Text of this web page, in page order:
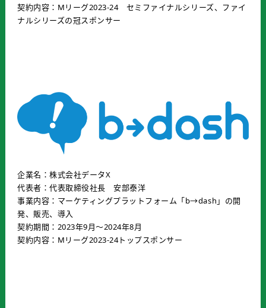
契約内容：Mリーグ2023-24 セミファイナルシリーズ、ファイ
ナルシリーズの冠スポンサー
企業名：株式会社データX
代表者：代表取締役社長 安部泰洋
事業内容：マーケティングプラットフォーム「b→dash」の開
発、販売、導入
契約期間：2023年9月〜2024年8月
契約内容：Mリーグ2023-24トップスポンサー